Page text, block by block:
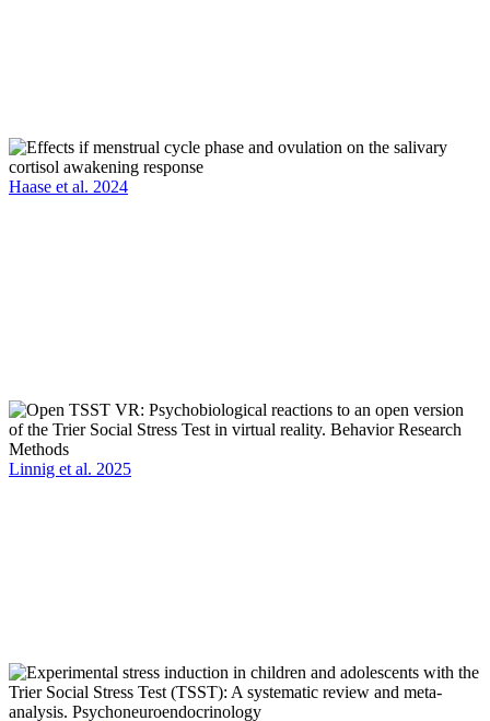
Haase et al. 2024
Linnig et al. 2025